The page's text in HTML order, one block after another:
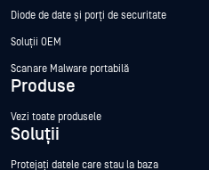
Diode de date și porți de securitate
Soluții OEM
Scanare Malware portabilă
Produse
Vezi toate produsele
Soluții
Protejați datele care stau la baza